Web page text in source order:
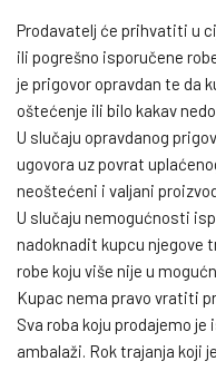
Prodavatelj će prihvatiti u
ili pogrešno isporučene
je prigovor opravdan te da
oštećenje ili bilo kakav
U slučaju opravdanog
ugovora uz povrat
neoštećeni i valjani
U slučaju nemogućnosti
nadoknadit kupcu njegove
robe koju više nije u
Kupac nema pravo vratiti
Sva roba koju prodajemo
ambalaži. Rok trajanja koji